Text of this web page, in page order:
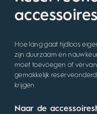
accessoires
Hoe lang gaat tijdloos
zijn duurzaam en
moet toevoegen of
gemakkelijk
krijgen.
Naar de